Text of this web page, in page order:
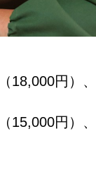
18,000円）
15,000円）